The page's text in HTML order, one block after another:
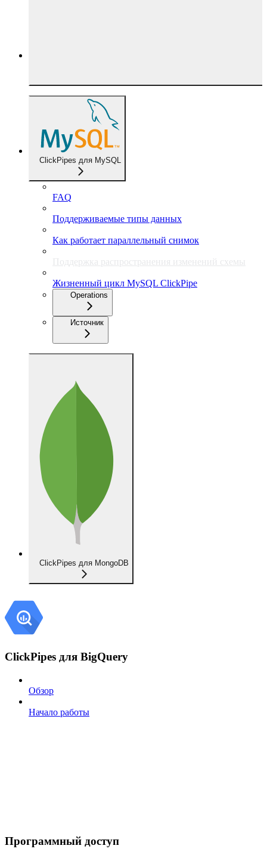
ClickPipes для MySQL
FAQ
Поддерживаемые типы данных
Как работает параллельный снимок
Поддержка распространения изменений схемы
Жизненный цикл MySQL ClickPipe
Operations
Источник
ClickPipes для MongoDB
ClickPipes для BigQuery
Обзор
Начало работы
Программный доступ